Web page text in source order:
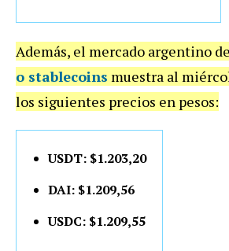
Además, el mercado argentino de
o stablecoins muestra al
los siguientes precios en pesos:
USDT: $1.203,20
DAI: $1.209,56
USDC: $1.209,55